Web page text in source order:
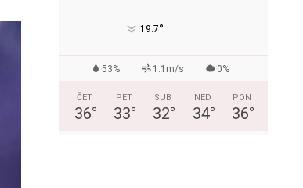
19.7°
53% 1.1m/s 0%
ČET
36°
PET
33°
SUB
32°
NED
34°
PON
36°